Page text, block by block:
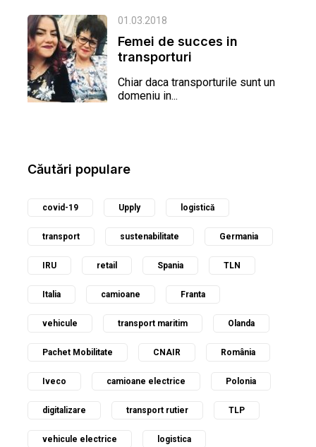
01.03.2018
Femei de succes in
transporturi
Chiar daca transporturile sunt un
domeniu in...
Căutări populare
covid-19 Upply logistică
transport sustenabilitate Germania
IRU retail Spania TLN
Italia camioane Franta
vehicule transport maritim Olanda
Pachet Mobilitate CNAIR România
Iveco camioane electrice Polonia
digitalizare transport rutier TLP
vehicule electrice logistica